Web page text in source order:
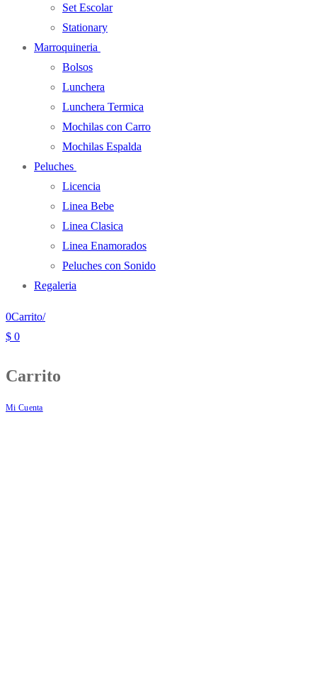
Set Escolar
Stationary
Marroquineria
Bolsos
Lunchera
Lunchera Termica
Mochilas con Carro
Mochilas Espalda
Peluches
Licencia
Linea Bebe
Linea Clasica
Linea Enamorados
Peluches con Sonido
Regaleria
0Carrito/
$ 0
Carrito
Mi Cuenta